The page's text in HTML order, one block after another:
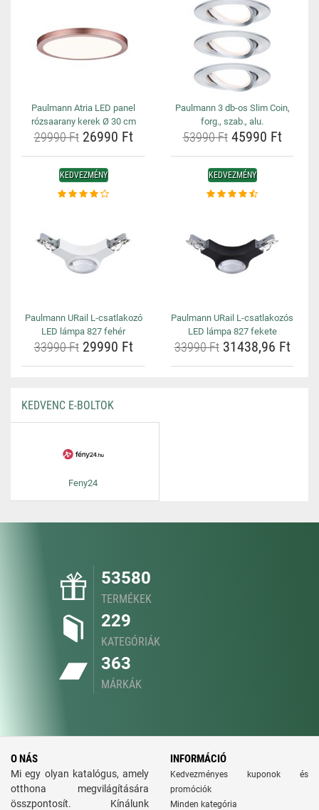
Paulmann Atria LED panel
rózsaarany kerek Ø 30 cm
29990 Ft26990 Ft
Paulmann 3 db-os Slim Coin,
forg., szab., alu.
53990 Ft45990 Ft
KEDVEZMÉNY
Paulmann URail L-csatlakozó
LED lámpa 827 fehér
33990 Ft29990 Ft
KEDVEZMÉNY
Paulmann URail L-csatlakozós
LED lámpa 827 fekete
33990 Ft31438,96 Ft
KEDVENC E-BOLTOK
Feny24
53580
TERMÉKEK
229
KATEGÓRIÁK
363
MÁRKÁK
O NÁS
Mi egy olyan katalógus, amely
otthona megvilágítására
összpontosít. Kínálunk
INFORMÁCIÓ
Kedvezményes kuponok és
promóciók
Minden kategória